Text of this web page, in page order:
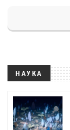
НАУКА